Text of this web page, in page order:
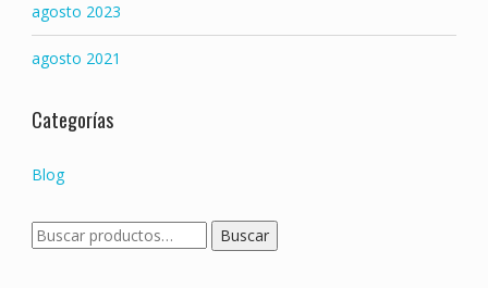
agosto 2023
agosto 2021
Categorías
Blog
Buscar
por:
Buscar